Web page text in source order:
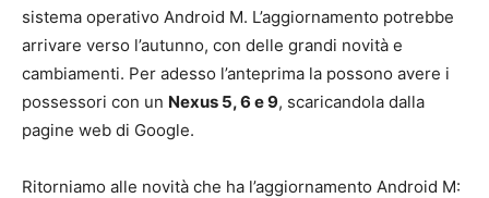
sistema operativo Android M. L’aggiornamento potrebbe
arrivare verso l’autunno, con delle grandi novità e
cambiamenti. Per adesso l’anteprima la possono avere i
possessori con un Nexus 5, 6 e 9, scaricandola dalla
pagine web di Google.
Ritorniamo alle novità che ha l’aggiornamento Android M: